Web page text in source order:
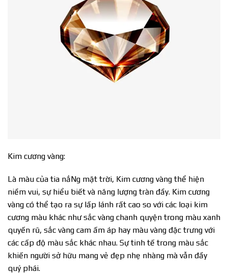
Kim cương vàng:
Là màu của tia nắNg mặt trời, Kim cương vàng thể hiện
niềm vui, sự hiểu biết và năng lượng tràn đầy. Kim cương
vàng có thể tạo ra sự lấp lánh rất cao so với các loại kim
cương màu khác như sắc vàng chanh quyện trong màu xanh
quyến rũ, sắc vàng cam ấm áp hay màu vàng đặc trưng với
các cấp độ màu sắc khác nhau. Sự tinh tế trong màu sắc
khiến người sở hữu mang vẻ đẹp nhẹ nhàng mà vẫn đầy
quý phái.